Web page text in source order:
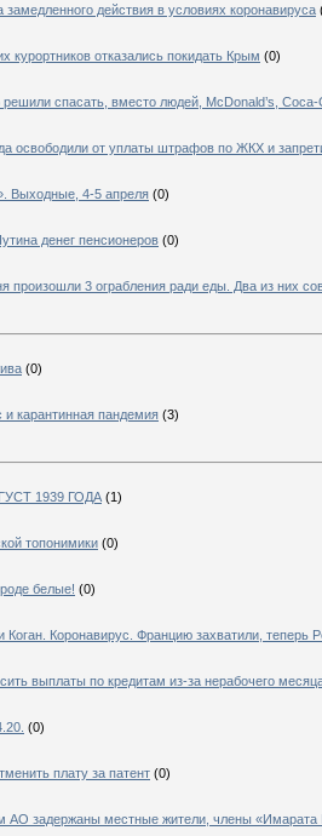
действия в условиях коронавируса
курортников отказались покидать Крым (0)
спасать, вместо людей, McDonald’s, Coca-
освободили от уплаты штрафов по ЖКХ и
Выходные, 4-5 апреля (0)
денег пенсионеров (0)
произошли 3 ограбления ради еды. Два из них
(0)
и карантинная пандемия (3)
1939 ГОДА (1)
топонимики (0)
белые! (0)
Коронавирус. Францию захватили, теперь
выплаты по кредитам из-за нерабочего
(0)
плату за патент (0)
АО задержаны местные жители, члены «Имарата